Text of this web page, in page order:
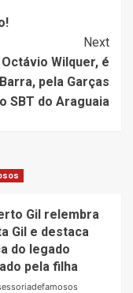
Next
Wilquer, é
pela Garças
SBT do Araguaia
Gil relembra
Gil e destaca
do legado
pela filha